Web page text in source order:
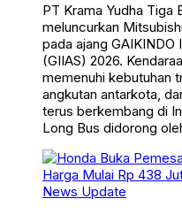
PT Krama Yudha Tiga
meluncurkan
pada ajang
(GIIAS) 2026.
memenuhi kebutuhan
angkutan antarkota,
terus berkembang di
Long Bus didorong
News Update